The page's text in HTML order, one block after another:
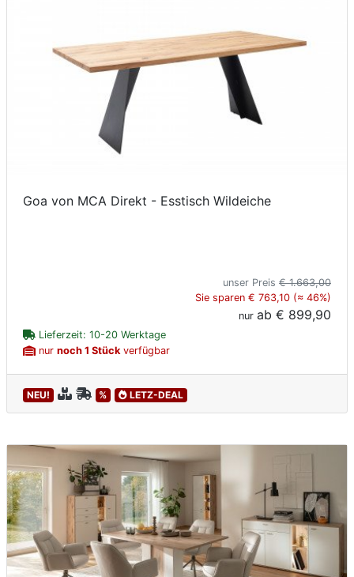
Goa von MCA Direkt - Esstisch Wildeiche
unser Preis € 1.663,00
Sie sparen € 763,10 (≈ 46%)
nur ab € 899,90
Lieferzeit: 10-20 Werktage
nur noch 1 Stückverfügbar
NEU! % LETZ-DEAL